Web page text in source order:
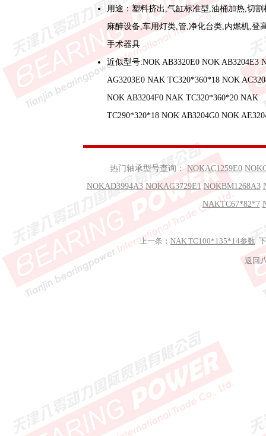
用途：塑料挤出,气缸标准型,油桶加热,切割
麻醉设备,车用灯类,管,净化台类,内燃机,登
手术器具
近似型号:NOK AB3320E0 NOK AB3204E3
AG3203E0 NAK TC320*360*18 NOK
NOK AB3204F0 NAK TC320*360*20 NAK
TC290*320*18 NOK AB3204G0 NOK
热门轴承型号查询：NOKAC1259E0
NOKAD3994A3 NOKAG3729E1 NOKBM1268A3
NAKTC67*82*7
上一条： NAK TC100*135*14参数
返回